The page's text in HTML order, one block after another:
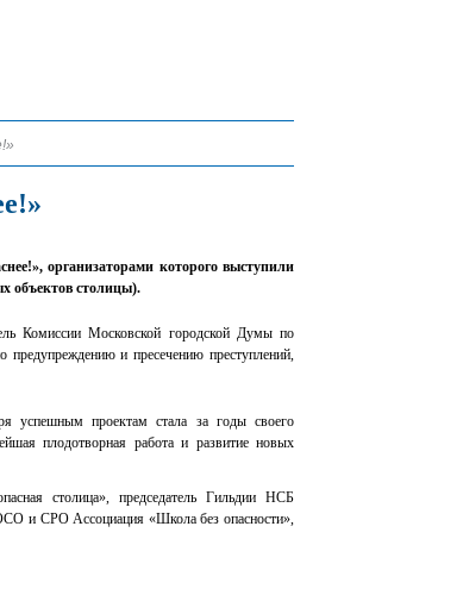
организаторами которого выступили
объектов столицы).
Комиссии Московской городской Думы по
предупреждению и пресечению преступлений,
успешным проектам стала за годы своего
плодотворная работа и развитие новых
столица», председатель Гильдии НСБ
и СРО Ассоциация «Школа без опасности»,